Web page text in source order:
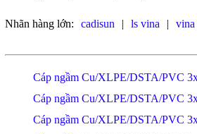
Nhãn hàng lớn: cadisun | ls vina | vina
Cáp ngầm Cu/XLPE/DSTA/PVC
Cáp ngầm Cu/XLPE/DSTA/PVC
Cáp ngầm Cu/XLPE/DSTA/PVC